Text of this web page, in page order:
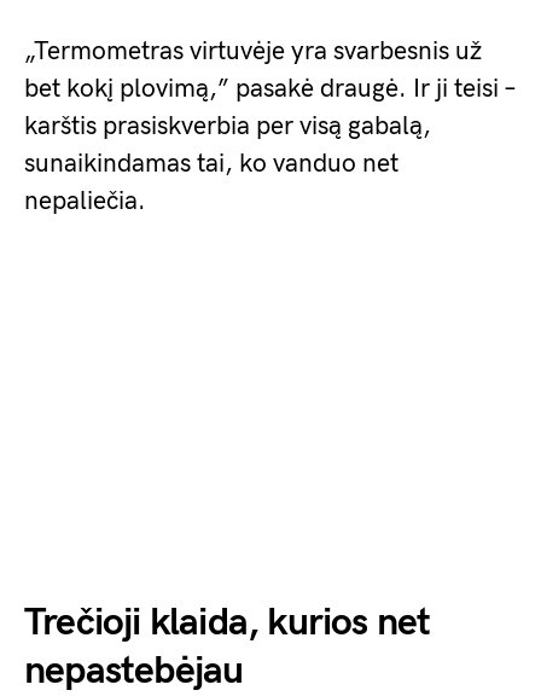
„Termometras virtuvėje yra svarbesnis už
bet kokį plovimą,” pasakė draugė. Ir ji teisi –
karštis prasiskverbia per visą gabalą,
sunaikindamas tai, ko vanduo net
nepaliečia.
Trečioji klaida, kurios net
nepastebėjau